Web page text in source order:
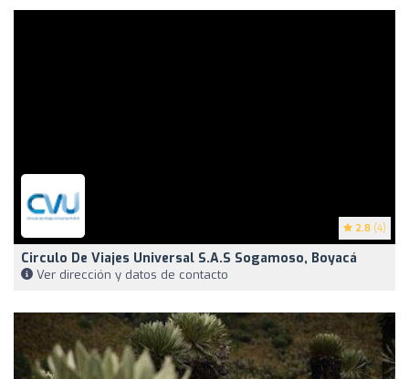
2.8 (4)
Circulo De Viajes Universal S.A.S Sogamoso, Boyacá
Ver dirección y datos de contacto